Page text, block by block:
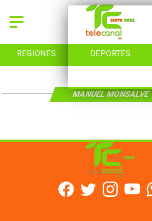
REGIONES DEPORTES
MANUEL MONSALVE